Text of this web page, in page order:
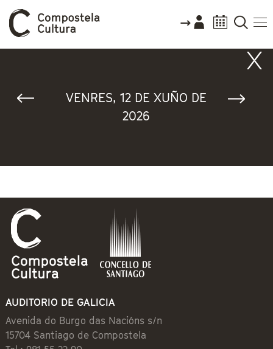
VENRES, 12 DE XUÑO DE
2026
AUDITORIO DE GALICIA
Avenida do Burgo das Nacións s/n
15704 Santiago de Compostela